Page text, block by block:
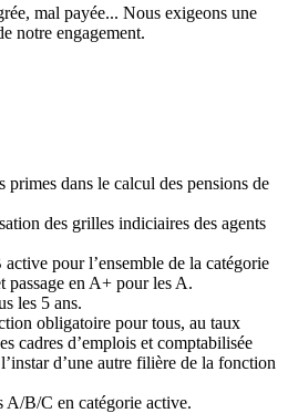
mal payée... Nous exigeons une
notre engagement.
primes dans le calcul des pensions de
des grilles indiciaires des agents
active pour l’ensemble de la catégorie
passage en A+ pour les A.
les 5 ans.
obligatoire pour tous, au taux
cadres d’emplois et comptabilisée
d’une autre filière de la fonction
A/B/C en catégorie active.